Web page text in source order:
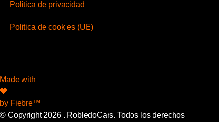
Política de privacidad
Política de cookies (UE)
Made with
💙
by Fiebre™
© Copyright 2026 . RobledoCars. Todos los derechos